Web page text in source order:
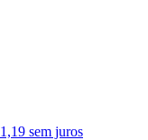
sem juros